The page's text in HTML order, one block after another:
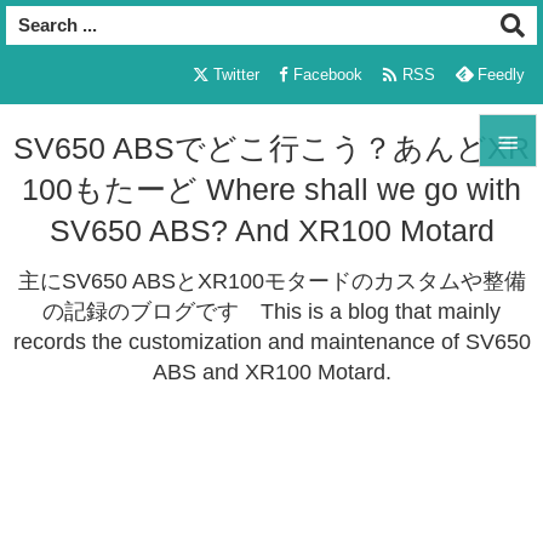


メニュ
サイド

Twitter Facebook  RSS Feedly
SV650 ABSでどこ行こう？あんどXR
100もたーど Where shall we go with
SV650 ABS? And XR100 Motard
主にSV650 ABSとXR100モタードのカスタムや整備
の記録のブログです This is a blog that mainly
records the customization and maintenance of SV650
ABS and XR100 Motard.